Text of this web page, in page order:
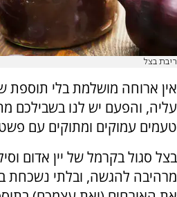
ריבת בצל
אין ארוחה מושלמת בלי תוספת
עליה, והפעם יש לנו בשבילכם
טעמים עמוקים ומתוקים עם
בצל סגול בקרמל של יין אדום
מרהיבה להגשה, ובלתי נשכחת